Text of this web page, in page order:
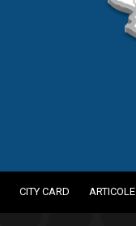
CITY CARD ARTICOLE